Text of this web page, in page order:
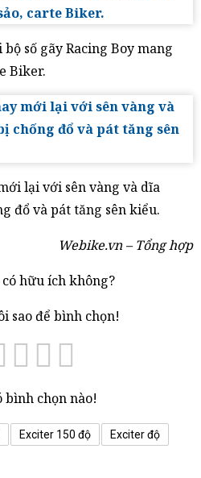
số gãy Racing Boy mang
Biker.
lại với sên vàng và dĩa
đổ và pát tăng sên kiểu.
Webike.vn – Tổng hợp
hữu ích không?
sao để bình chọn!
bình chọn nào!
Exciter 150 độ
Exciter độ